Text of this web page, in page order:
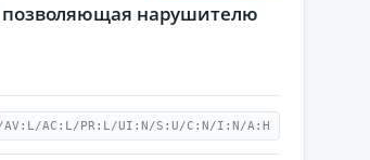
позволяющая нарушителю
AV:L/AC:L/PR:L/UI:N/S:U/C:N/I:N/A:H